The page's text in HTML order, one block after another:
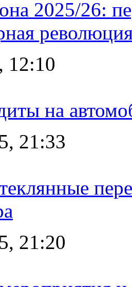
2025/26:
12:10
на
21:33
21:20